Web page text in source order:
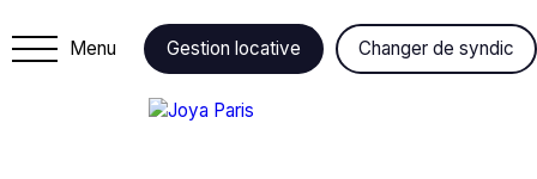
Menu Gestion locative Changer de syndic